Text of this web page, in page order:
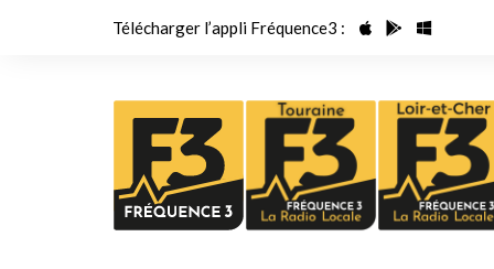
Télécharger l’appli Fréquence3 :